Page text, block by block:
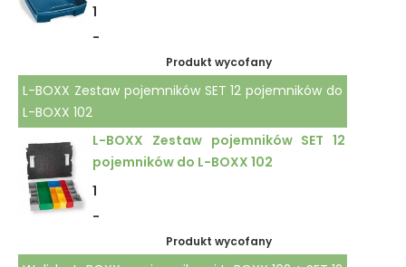
1
-
Produkt wycofany
L-BOXX Zestaw pojemników SET 12 pojemników do
L-BOXX 102
L-BOXX Zestaw pojemników SET 12
pojemników do L-BOXX 102
1
-
Produkt wycofany